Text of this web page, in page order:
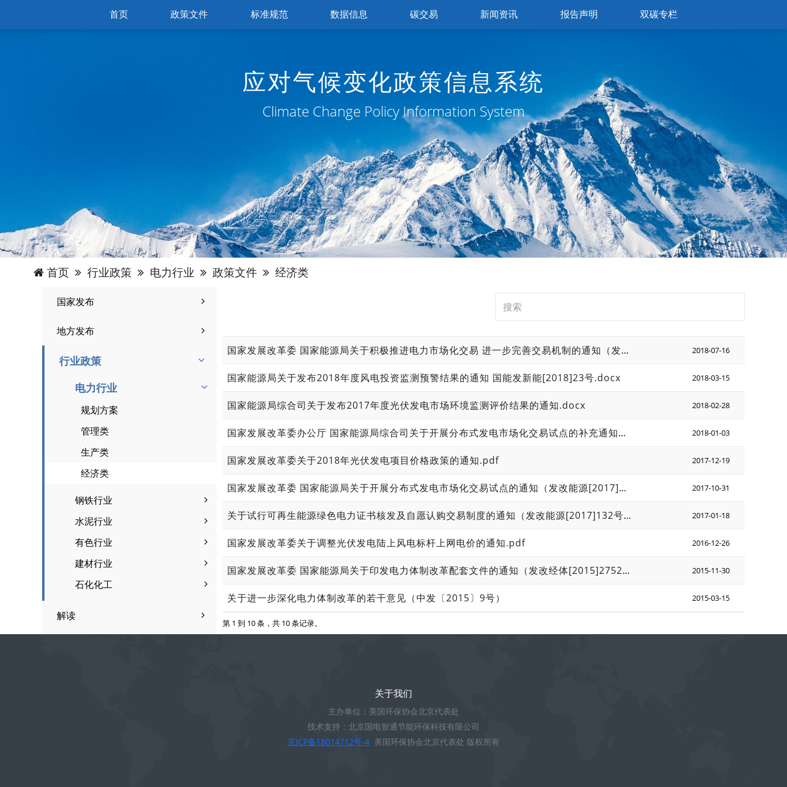
首页 政策文件 标准规范 数据信息 碳交易 新闻资讯 报告声明 双碳专栏
应对气候变化政策信息系统
Climate Change Policy Information System
首页 行业政策 电力行业 政策文件 经济类
国家发布
地方发布
行业政策
电力行业
规划方案
管理类
生产类
经济类
钢铁行业
水泥行业
有色行业
建材行业
石化化工
解读
国家发展改革委 国家能源局关于积极推进电力市场化交易 进一步完善交易机制的通知（发改运行〔2018〕1027号） 2018-07-16
国家能源局关于发布2018年度风电投资监测预警结果的通知 国能发新能[2018]23号.docx 2018-03-15
国家能源局综合司关于发布2017年度光伏发电市场环境监测评价结果的通知.docx 2018-02-28
国家发展改革委办公厅 国家能源局综合司关于开展分布式发电市场化交易试点的补充通知（发改办能源〔2017〕2150号） 2018-01-03
国家发展改革委关于2018年光伏发电项目价格政策的通知.pdf 2017-12-19
国家发展改革委 国家能源局关于开展分布式发电市场化交易试点的通知（发改能源[2017]1901号） 2017-10-31
关于试行可再生能源绿色电力证书核发及自愿认购交易制度的通知（发改能源[2017]132号） 2017-01-18
国家发展改革委关于调整光伏发电陆上风电标杆上网电价的通知.pdf 2016-12-26
国家发展改革委 国家能源局关于印发电力体制改革配套文件的通知（发改经体[2015]2752号） 2015-11-30
关于进一步深化电力体制改革的若干意见（中发〔2015〕9号） 2015-03-15
第 1 到 10 条，共 10 条记录。
关于我们
主办单位：美国环保协会北京代表处
技术支持：北京国电智通节能环保科技有限公司
京ICP备18014712号-4 美国环保协会北京代表处 版权所有